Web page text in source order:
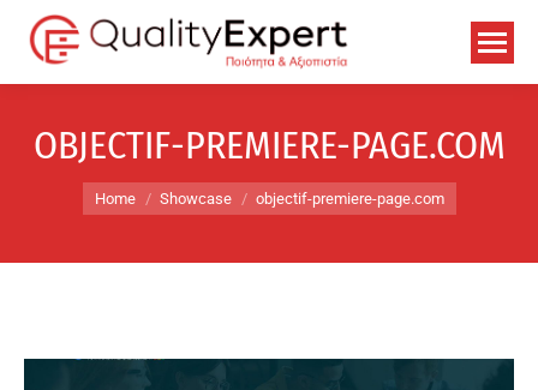
OBJECTIF-PREMIERE-PAGE.COM
You are here:
Home Showcase objectif-premiere-page.com